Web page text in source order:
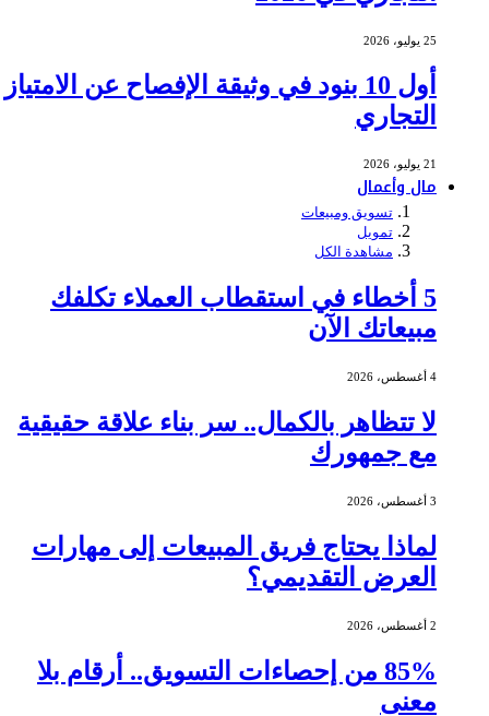
25 يوليو، 2026
أول 10 بنود في وثيقة الإفصاح عن الامتياز
التجاري
21 يوليو، 2026
مال وأعمال
تسويق ومبيعات
تمويل
مشاهدة الكل
5 أخطاء في استقطاب العملاء تكلفك
مبيعاتك الآن
4 أغسطس، 2026
لا تتظاهر بالكمال.. سر بناء علاقة حقيقية
مع جمهورك
3 أغسطس، 2026
لماذا يحتاج فريق المبيعات إلى مهارات
العرض التقديمي؟
2 أغسطس، 2026
85% من إحصاءات التسويق.. أرقام بلا
معنى